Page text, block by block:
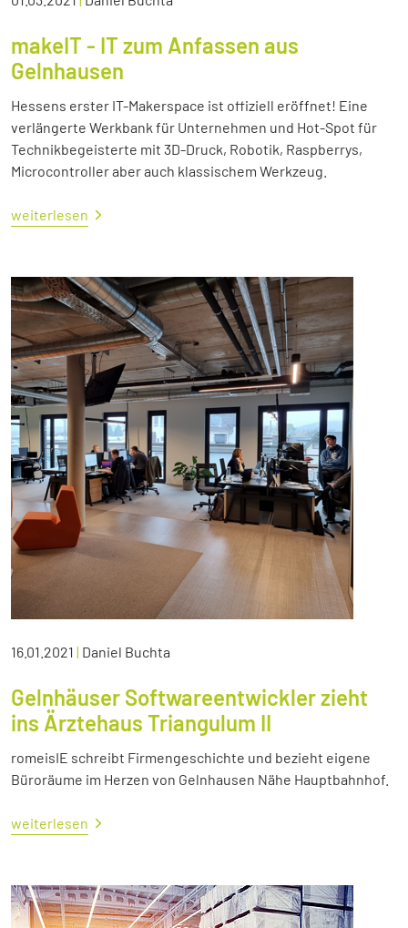
makeIT - IT zum Anfassen aus
Gelnhausen
Hessens erster IT-Makerspace ist offiziell eröffnet! Eine
verlängerte Werkbank für Unternehmen und Hot-Spot für
Technikbegeisterte mit 3D-Druck, Robotik, Raspberrys,
Microcontroller aber auch klassischem Werkzeug.
weiterlesen
16.01.2021 | Daniel Buchta
Gelnhäuser Softwareentwickler zieht
ins Ärztehaus Triangulum II
romeisIE schreibt Firmengeschichte und bezieht eigene
Büroräume im Herzen von Gelnhausen Nähe Hauptbahnhof.
weiterlesen